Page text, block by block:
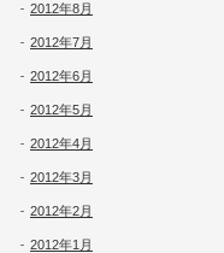
2012年8月
2012年7月
2012年6月
2012年5月
2012年4月
2012年3月
2012年2月
2012年1月